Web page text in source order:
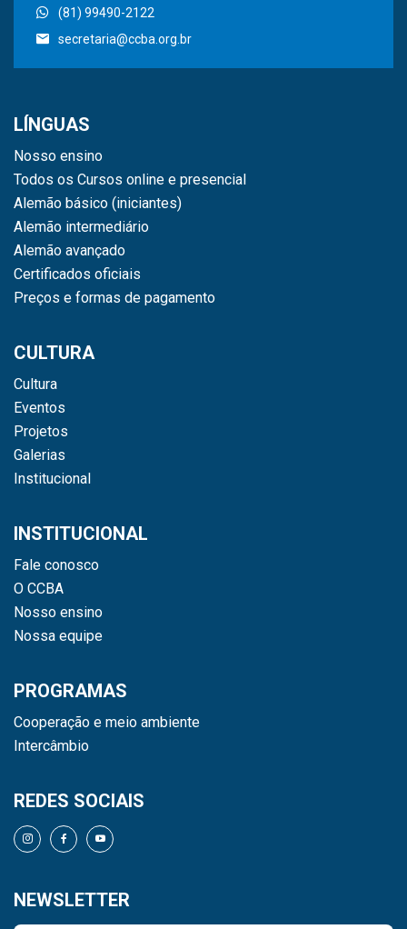
(81) 99490-2122
secretaria@ccba.org.br
LÍNGUAS
Nosso ensino
Todos os Cursos online e presencial
Alemão básico (iniciantes)
Alemão intermediário
Alemão avançado
Certificados oficiais
Preços e formas de pagamento
CULTURA
Cultura
Eventos
Projetos
Galerias
Institucional
INSTITUCIONAL
Fale conosco
O CCBA
Nosso ensino
Nossa equipe
PROGRAMAS
Cooperação e meio ambiente
Intercâmbio
REDES SOCIAIS
NEWSLETTER